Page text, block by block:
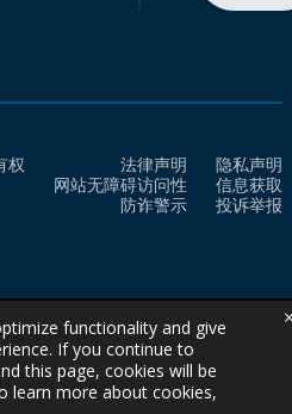
权
法律声明
隐私声明
网站无障碍访问性
信息获取
防诈警示
投诉举报
functionality and give
If you continue to
this page, cookies will be
learn more about cookies,